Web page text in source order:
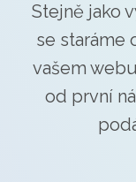
Stejně jako
se staráme
vašem
od první